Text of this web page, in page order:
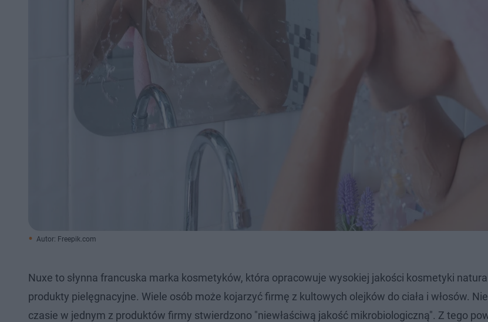
Autor: Freepik.com
Nuxe to słynna francuska marka kosmetyków, która opracowuje wysokiej jakości kosmetyki
produkty pielęgnacyjne. Wiele osób może kojarzyć firmę z kultowych olejków do ciała i włosów.
czasie w jednym z produktów firmy stwierdzono "niewłaściwą jakość mikrobiologiczną". Z tego